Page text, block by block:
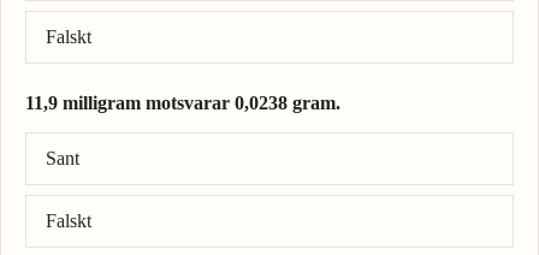
Falskt
11,9 milligram motsvarar 0,0238 gram.
Sant
Falskt
Rätt svar: 11,9 milligram = 0,0119 gram.